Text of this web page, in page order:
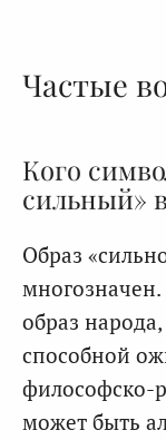
Частые
Кого
сильный»
Образ
образ
способной
философско-
может быть